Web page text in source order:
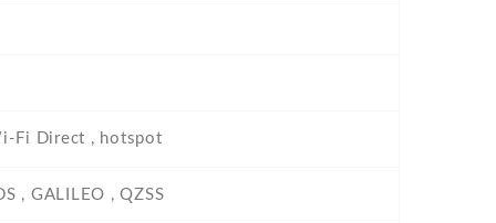
Fi Direct , hotspot
, GALILEO , QZSS